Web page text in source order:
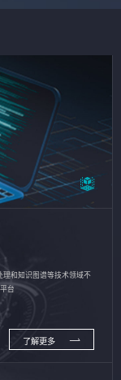
和知识图谱等技术领域不
台
了解更多